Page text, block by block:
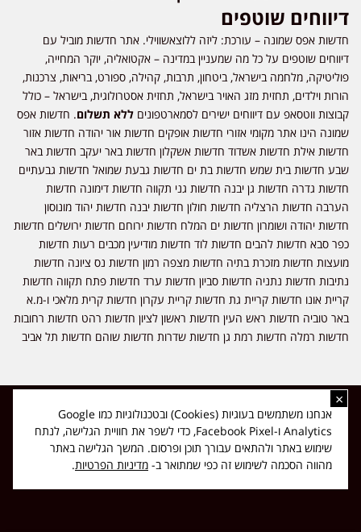
דיווחים שוטפים
חדשות אפס שמונה – עורכת: ליזה ללוצאשווילי. אתר חדשות מוביל עם
דיווחים שוטפים על כל מה שמעניין במדינה – אקטואליה, יוקר המחייה,
פוליטיקה, מלחמה בישראל, ביטחון, תרבות, קהילה, ספורט, בריאות, צרכנות,
הורות וילדים, תחזית מזג האויר בישראל, תחזית אסטרולוגית, בישראל – כולל
קבוצות ווטסאפ עם דיווחים ישירים לסמארטפונים ללא תשלום. חדשות אפס
שמונה הינו אתר מקומי אזורי חדשות אופקים חדשות אור יהודה חדשות אזור
חדשות אילת חדשות אשדוד חדשות אשקלון חדשות באר יעקב חדשות באר
שבע חדשות בית שמש חדשות בת ים חדשות גבעת שמואל חדשות גבעתיים
חדשות גדרה חדשות גן יבנה חדשות גני תקווה חדשות דימונה חדשות
הערבה חדשות הרצליה חדשות חולון חדשות יבנה חדשות יהוד מונוסון
חדשות יהודה ושומרון חדשות ים המלח חדשות ירוחם חדשות ירושלים חדשות
כפר סבא חדשות להבים חדשות לוד חדשות מודיעין מכבים רעות חדשות
מועצות חדשות מזכרת בתיה חדשות מצפה רמון חדשות נס ציונה חדשות
נתיבות חדשות נתניה חדשות סביון חדשות ערד חדשות פתח תקווה חדשות
קריית אונו חדשות קריית גת חדשות קריית עקרון חדשות קרית מלאכי ו-מ.א
באר טוביה חדשות ראש העין חדשות ראשון לציון חדשות רהט חדשות רחובות
חדשות רמלה חדשות רמת גן חדשות שדרות חדשות שוהם חדשות תל אביב
כל הזכויות שמורות ל-ליזה ללוצאשווילי - חדשות אפס שמונה - דיווחים בזמן
אמת, נוסד בשנת 2019 | טל' לפרסומים 054-9759222 מייל מערכת
news08.net@gmail.com
Made with ❤ byDIGITA
×
אנחנו משתמשים בעוגיות (Cookies) ובטכנולוגיות כמו Google
Analytics ו-Facebook Pixel, כדי לשפר את חוויית הגלישה, לנתח
שימוש באתר ולהתאים עבורך תוכן ופרסום. המשך הגלישה באתר
מהווה הסכמה לשימוש זה כפי שמתואר ב- מדיניות הפרטיות.